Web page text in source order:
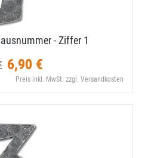
- Ziffer 1
6,90 €
Preis inkl. MwSt. zzgl. Versandkosten